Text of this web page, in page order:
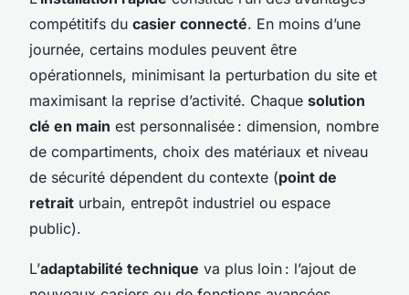
compétitifs du casier connecté. En moins d’une
journée, certains modules peuvent être
opérationnels, minimisant la perturbation du site et
maximisant la reprise d’activité. Chaque solution
clé en main est personnalisée : dimension, nombre
de compartiments, choix des matériaux et niveau
de sécurité dépendent du contexte (point de
retrait urbain, entrepôt industriel ou espace
public).
L’adaptabilité technique va plus loin : l’ajout de